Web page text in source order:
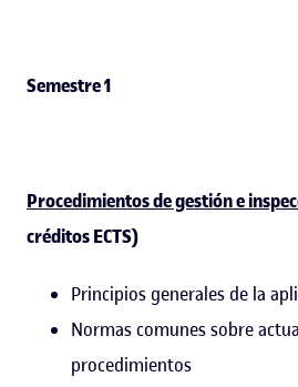
Semestre 1
Procedimientos de gestión e
créditos ECTS)
Principios generales de la
Normas comunes sobre
procedimientos